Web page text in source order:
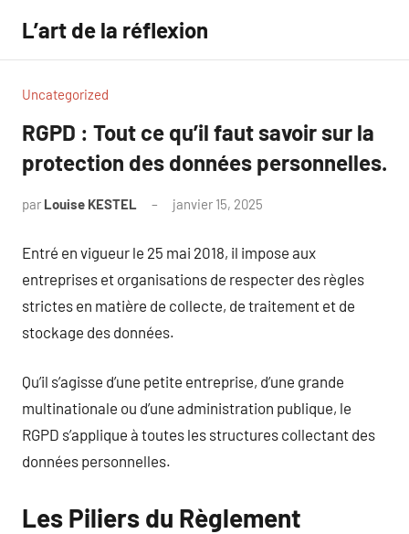
contenu
L’art de la réflexion
Uncategorized
RGPD : Tout ce qu’il faut savoir sur la
protection des données personnelles.
par Louise KESTEL janvier 15, 2025
Entré en vigueur le 25 mai 2018, il impose aux
entreprises et organisations de respecter des règles
strictes en matière de collecte, de traitement et de
stockage des données.
Qu’il s’agisse d’une petite entreprise, d’une grande
multinationale ou d’une administration publique, le
RGPD s’applique à toutes les structures collectant des
données personnelles.
Les Piliers du Règlement